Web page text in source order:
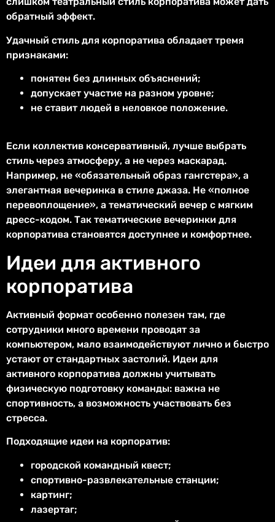
обратный эффект.
Удачный стиль для корпоратива обладает тремя
признаками:
понятен без длинных объяснений;
допускает участие на разном уровне;
не ставит людей в неловкое положение.
Если коллектив консервативный, лучше выбрать
стиль через атмосферу, а не через маскарад.
Например, не «обязательный образ гангстера», а
элегантная вечеринка в стиле джаза. Не «полное
перевоплощение», а тематический вечер с мягким
дресс-кодом. Так тематические вечеринки для
корпоратива становятся доступнее и комфортнее.
Идеи для активного
корпоратива
Активный формат особенно полезен там, где
сотрудники много времени проводят за
компьютером, мало взаимодействуют лично и быстро
устают от стандартных застолий. Идеи для
активного корпоратива должны учитывать
физическую подготовку команды: важна не
спортивность, а возможность участвовать без
стресса.
Подходящие идеи на корпоратив:
городской командный квест;
спортивно-развлекательные станции;
картинг;
лазертаг;